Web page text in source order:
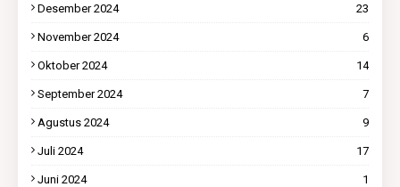
Desember 2024 23
November 2024 6
Oktober 2024 14
September 2024 7
Agustus 2024 9
Juli 2024 17
Juni 2024 1